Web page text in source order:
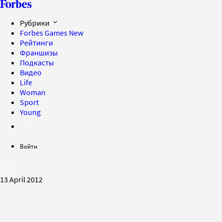
Рубрики
Forbes Games New
Рейтинги
Франшизы
Подкасты
Видео
Life
Woman
Sport
Young
Войти
13 April 2012